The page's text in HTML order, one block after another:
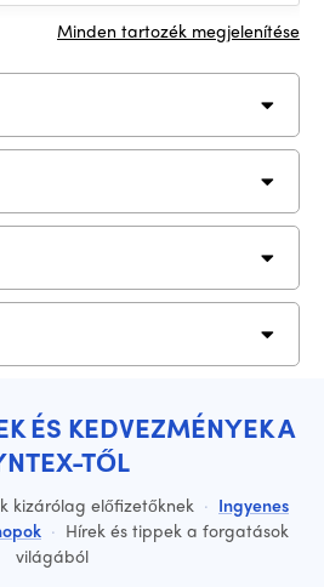
Minden tartozék megjelenítése
ÉS KEDVEZMÉNYEK A
TŐL
kizárólag előfizetőknek · Ingyenes
· Hírek és tippek a forgatások
világából